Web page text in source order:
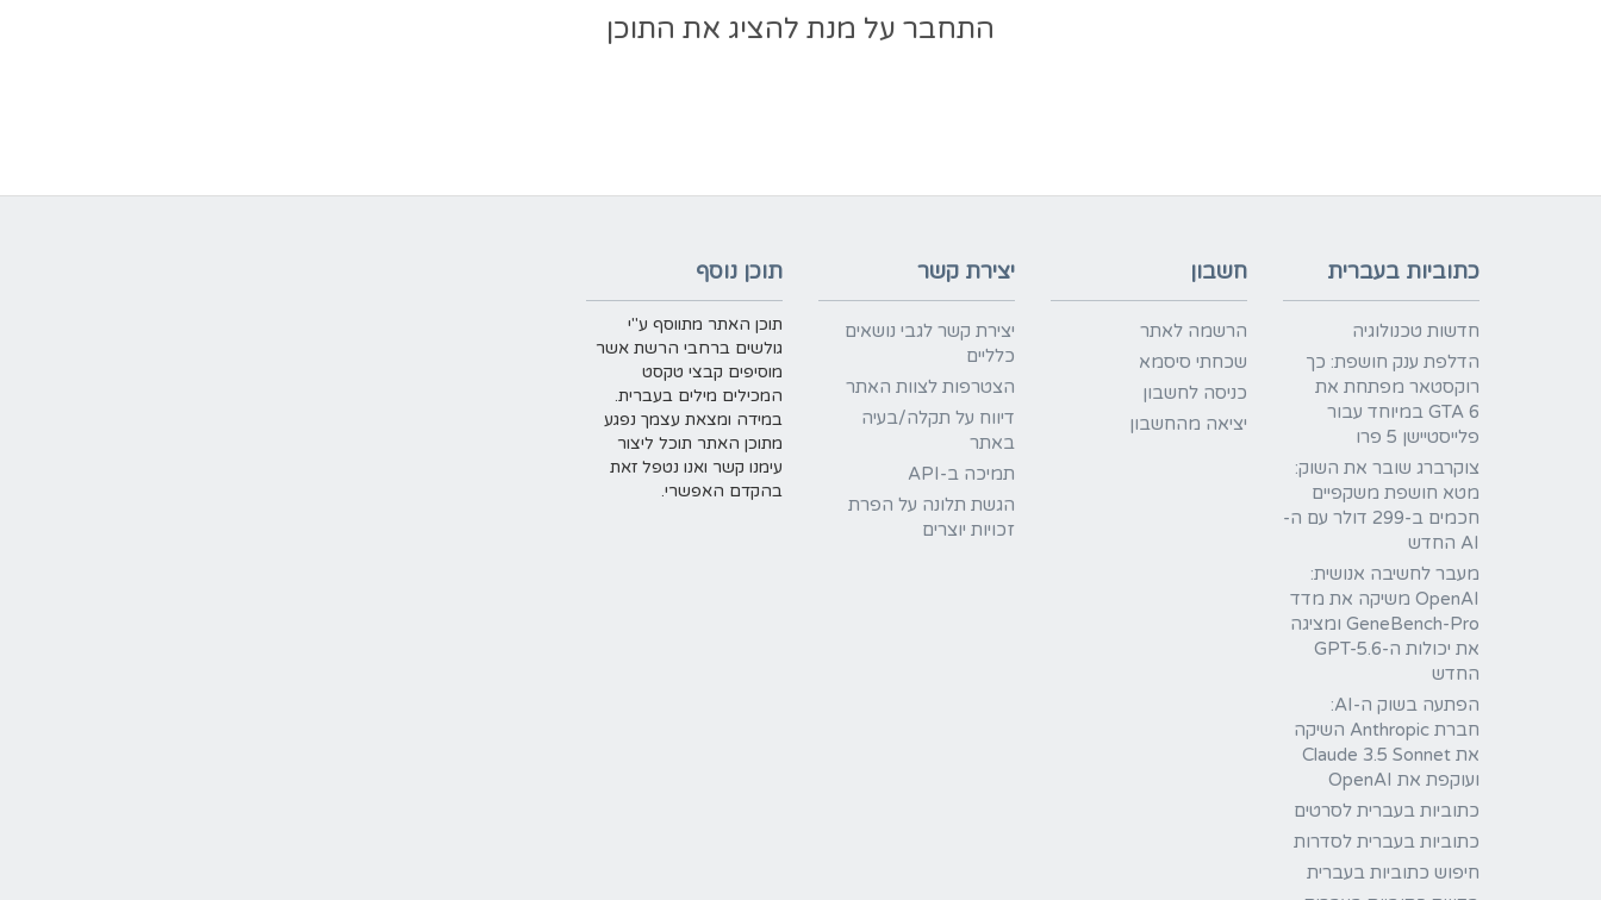
התחבר על מנת להציג את התוכן
כתוביות בעברית
חדשות טכנולוגיה
הדלפת ענק חושפת: כך
רוקסטאר מפתחת את
GTA 6 במיוחד עבור
פלייסטיישן 5 פרו
צוקרברג שובר את השוק:
מטא חושפת משקפיים
חכמים ב-299 דולר עם ה-
AI החדש
מעבר לחשיבה אנושית:
OpenAI משיקה את מדד
GeneBench-Pro ומציגה
את יכולות ה-GPT-5.6
החדש
הפתעה בשוק ה-AI:
חברת Anthropic השיקה
את Claude 3.5 Sonnet
ועוקפת את OpenAI
כתוביות בעברית לסרטים
כתוביות בעברית לסדרות
חיפוש כתוביות בעברית
חשבון
הרשמה לאתר
שכחתי סיסמא
כניסה לחשבון
יציאה מהחשבון
יצירת קשר
יצירת קשר לגבי נושאים
כלליים
הצטרפות לצוות האתר
דיווח על תקלה/בעיה
באתר
תמיכה ב-API
הגשת תלונה על הפרת
זכויות יוצרים
תוכן נוסף
תוכן האתר מתווסף ע"י
גולשים ברחבי הרשת אשר
מוסיפים קבצי טקסט
המכילים מילים בעברית.
במידה ומצאת עצמך נפגע
מתוכן האתר תוכל ליצור
עימנו קשר ואנו נטפל זאת
בהקדם האפשרי.